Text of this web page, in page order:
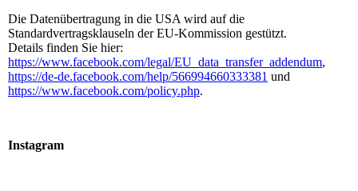
Die Datenübertragung in die USA wird auf die
Standardvertragsklauseln der EU-Kommission gestützt.
Details finden Sie hier:
https://www.facebook.com/legal/EU_data_transfer_addendum,
https://de-de.facebook.com/help/566994660333381 und
https://www.facebook.com/policy.php.
Instagram